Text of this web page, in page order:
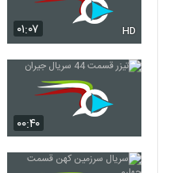
۰۱:۰۷ HD
۰۰:۴۰